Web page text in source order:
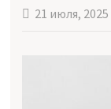
21 июля, 2025